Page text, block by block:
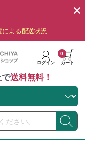
による配送状況
ログイン カート
0
で送料無料！